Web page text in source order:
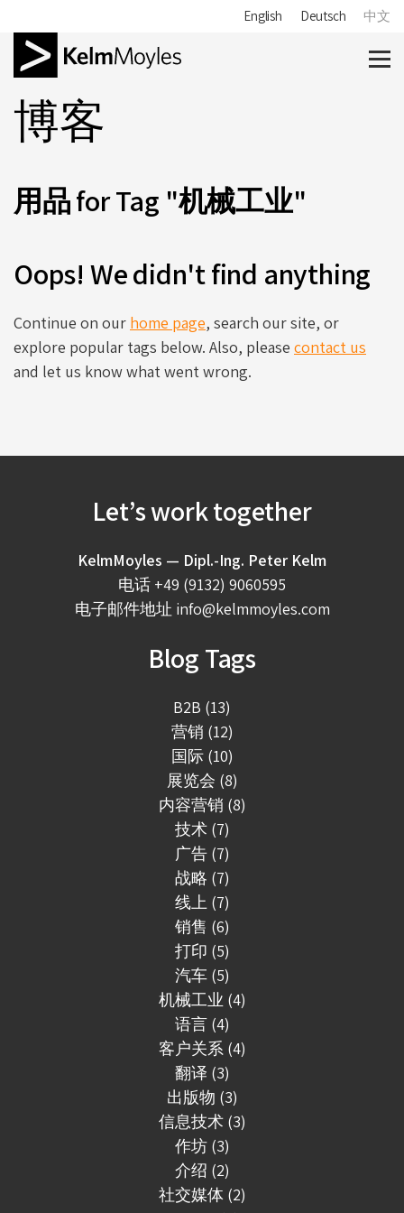
English Deutsch 中文
博客
用品 for Tag "机械工业"
Oops! We didn't find anything
Continue on our home page, search our site, or
explore popular tags below. Also, please contact us
and let us know what went wrong.
Let’s work together
KelmMoyles — Dipl.-Ing. Peter Kelm
电话 +49 (9132) 9060595
电子邮件地址 info@kelmmoyles.com
Blog Tags
B2B (13)
营销 (12)
国际 (10)
展览会 (8)
内容营销 (8)
技术 (7)
广告 (7)
战略 (7)
线上 (7)
销售 (6)
打印 (5)
汽车 (5)
机械工业 (4)
语言 (4)
客户关系 (4)
翻译 (3)
出版物 (3)
信息技术 (3)
作坊 (3)
介绍 (2)
社交媒体 (2)